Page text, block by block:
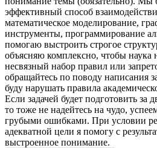
эффективный способ
математическое моделирование,
инструменты, программирование
помогаю выстроить строгое
объясняю комплексно, чтобы наука
несвязный набор правил или
обращайтесь по поводу написания
буду нарушать правила
Если задачей будет подготовить за
то тоже не надейтесь на чудо,
грубыми ошибками. При условии
адекватной цели я помогу с
выстроенное понимание.